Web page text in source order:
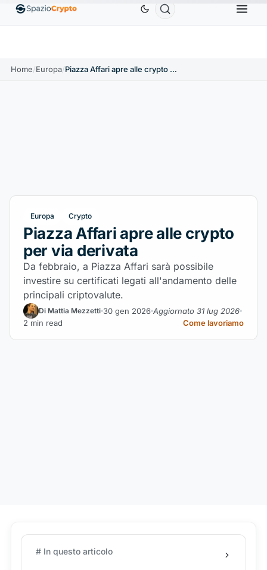
EthereumETH1.880,58 USD TetherUSDT ↑0.00%
Home/Europa/ Piazza Affari apre alle crypto per via derivata
Europa Crypto
Piazza Affari apre alle crypto
per via derivata
Da febbraio, a Piazza Affari sarà possibile
investire su certificati legati all'andamento delle
principali criptovalute.
Di Mattia Mezzetti 30 gen 2026 Aggiornato 31 lug 2026
2 min read
Come lavoriamo
# In questo articolo